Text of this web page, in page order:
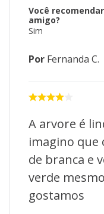
Você
amigo?
Sim
Por Fernanda C.
A arvore é
imagino que
de branca e
verde
gostamos